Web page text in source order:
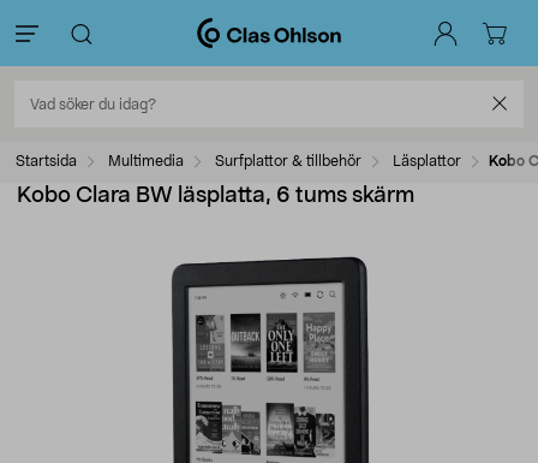
Startsida Multimedia Surfplattor & tillbehör Läsplattor Kobo
Kobo Clara BW läsplatta, 6 tums skärm